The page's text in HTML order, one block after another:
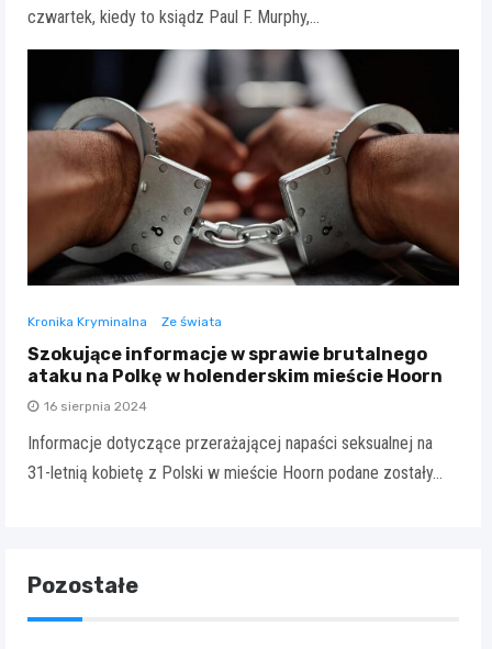
czwartek, kiedy to ksiądz Paul F. Murphy,…
Kronika Kryminalna Ze świata
Szokujące informacje w sprawie brutalnego
ataku na Polkę w holenderskim mieście Hoorn
16 sierpnia 2024
Informacje dotyczące przerażającej napaści seksualnej na
31-letnią kobietę z Polski w mieście Hoorn podane zostały…
Pozostałe